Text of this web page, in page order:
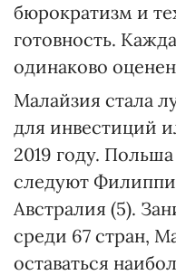
бюрократизм и
готовность.
одинаково
Малайзия стала
для инвестиций
2019 году.
следуют
Австралия (5).
среди 67 стран,
оставаться